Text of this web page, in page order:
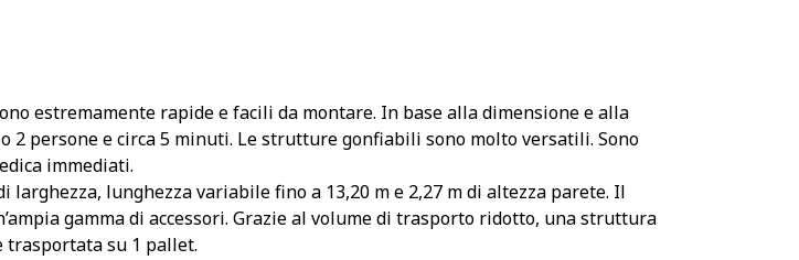
estremamente rapide e facili da montare. In base alla dimensione e alla
2 persone e circa 5 minuti. Le strutture gonfiabili sono molto versatili. Sono
immediati.
larghezza, lunghezza variabile fino a 13,20 m e 2,27 m di altezza parete. Il
gamma di accessori. Grazie al volume di trasporto ridotto, una struttura
trasportata su 1 pallet.